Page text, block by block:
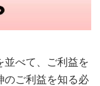
べて、ご利益を
のご利益を知る必